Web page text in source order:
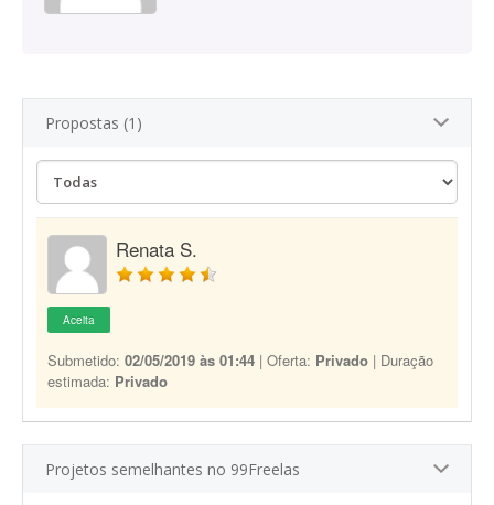
Propostas (1)
Renata S.
Aceita
Submetido: 02/05/2019 às 01:44 | Oferta: Privado | Duração
estimada: Privado
Projetos semelhantes no 99Freelas